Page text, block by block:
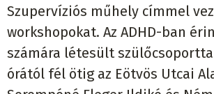
Szupervíziós műhely címmel
workshopokat. Az ADHD-ban
számára létesült
órától fél ötig az Eötvös Utcai